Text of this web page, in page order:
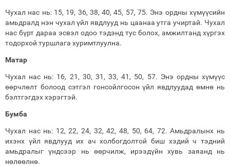
Чухал нас нь: 15, 19, 36, 38, 40, 45, 57, 75. Энэ ордны хүмүүсийн
амьдралд нэн чухал үйл явдлууд нь цаанаа утга учиртай. Чухал
нас бүрт дараа эсвэл одоо тэдэнд тус болох, амжилтанд хүргэх
тодорхой туршлага хуримтлуулна.
Матар
Чухал нас нь: 16, 21, 30, 31, 33, 41, 50, 57. Энэ ордны хүмүүс
өөрчлөлт болоод сэтгэл гонсойлгосон үйл явдлуудад өмнө нь
бэлтгэгдэх хэрэгтэй.
Бумба
Чухал нас нь: 12, 22, 24, 32, 42, 48, 50, 64, 72. Амьдралынх нь
ихэнх үйл явдлууд их ач холбогдолтой биш хэдий ч тэдний
амьдралыг үндсээр нь өөрчилж, ирээдүйн хувь заяанд нь
нөлөөлнө.